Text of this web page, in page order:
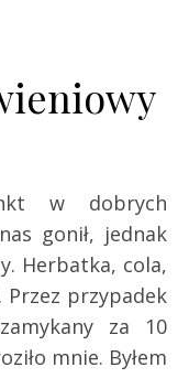
w dobrych
gonił, jednak
Herbatka, cola,
Przez przypadek
za 10
mnie. Byłem